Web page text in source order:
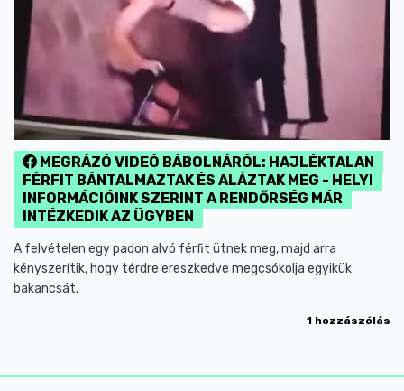
MEGRÁZÓ VIDEÓ BÁBOLNÁRÓL: HAJLÉKTALAN
FÉRFIT BÁNTALMAZTAK ÉS ALÁZTAK MEG - HELYI
INFORMÁCIÓINK SZERINT A RENDŐRSÉG MÁR
INTÉZKEDIK AZ ÜGYBEN
A felvételen egy padon alvó férfit ütnek meg, majd arra
kényszerítik, hogy térdre ereszkedve megcsókolja egyikük
bakancsát.
1 hozzászólás